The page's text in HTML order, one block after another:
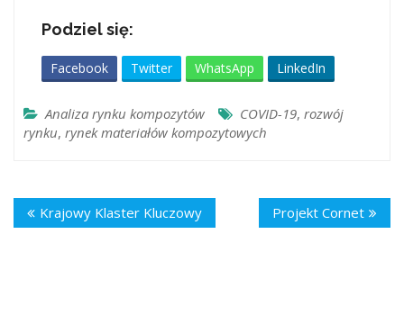
Podziel się:
Facebook Twitter WhatsApp LinkedIn
Analiza rynku kompozytów COVID-19, rozwój
rynku, rynek materiałów kompozytowych
Krajowy Klaster Kluczowy Projekt Cornet